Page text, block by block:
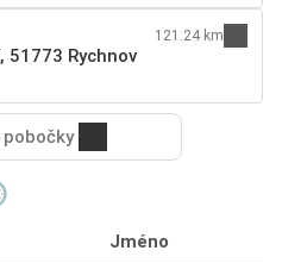
51773 Rychnov
121.24 km
Jméno